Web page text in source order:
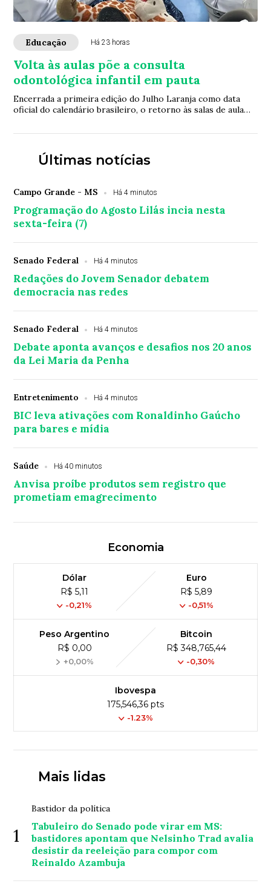
Educação Há 23 horas
Volta às aulas põe a consulta
odontológica infantil em pauta
Encerrada a primeira edição do Julho Laranja como data
oficial do calendário brasileiro, o retorno às salas de aula
Últimas notícias
Campo Grande - MS Há 4 minutos
Programação do Agosto Lilás incia nesta
sexta-feira (7)
Senado Federal Há 4 minutos
Redações do Jovem Senador debatem
democracia nas redes
Senado Federal Há 4 minutos
Debate aponta avanços e desafios nos 20 anos
da Lei Maria da Penha
Entretenimento Há 4 minutos
BIC leva ativações com Ronaldinho Gaúcho
para bares e mídia
Saúde Há 40 minutos
Anvisa proíbe produtos sem registro que
prometiam emagrecimento
Economia
Dólar
R$ 5,11
-0,21%
Euro
R$ 5,89
-0,51%
Peso Argentino
R$ 0,00
+0,00%
Bitcoin
R$ 348,765,44
-0,30%
Ibovespa
175,546,36 pts
-1.23%
Mais lidas
1
Bastidor da política
Tabuleiro do Senado pode virar em MS:
bastidores apontam que Nelsinho Trad avalia
desistir da reeleição para compor com
Reinaldo Azambuja